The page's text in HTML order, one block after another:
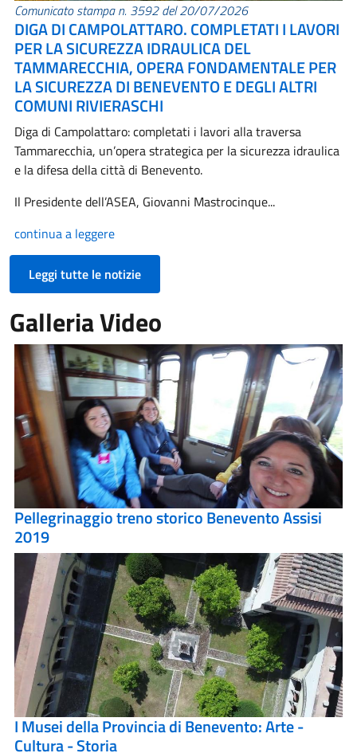
Comunicato stampa n. 3592 del 20/07/2026
DIGA DI CAMPOLATTARO. COMPLETATI I LAVORI
PER LA SICUREZZA IDRAULICA DEL
TAMMARECCHIA, OPERA FONDAMENTALE PER
LA SICUREZZA DI BENEVENTO E DEGLI ALTRI
COMUNI RIVIERASCHI
Diga di Campolattaro: completati i lavori alla traversa
Tammarecchia, un’opera strategica per la sicurezza idraulica
e la difesa della città di Benevento.
Il Presidente dell’ASEA, Giovanni Mastrocinque...
continua a leggere
Leggi tutte le notizie
Galleria Video
Pellegrinaggio treno storico Benevento Assisi
2019
I Musei della Provincia di Benevento: Arte -
Cultura - Storia